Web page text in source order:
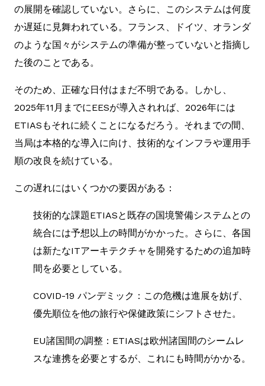
の展開を確認していない。さらに、このシステムは何度
か遅延に見舞われている。フランス、ドイツ、オランダ
のような国々がシステムの準備が整っていないと指摘し
た後のことである。
そのため、正確な日付はまだ不明である。しかし、
2025年11月までにEESが導入されれば、2026年には
ETIASもそれに続くことになるだろう。それまでの間、
当局は本格的な導入に向け、技術的なインフラや運用手
順の改良を続けている。
この遅れにはいくつかの要因がある：
技術的な課題ETIASと既存の国境警備システムとの
統合には予想以上の時間がかかった。さらに、各国
は新たなITアーキテクチャを開発するための追加時
間を必要としている。
COVID-19 パンデミック：この危機は進展を妨げ、
優先順位を他の旅行や保健政策にシフトさせた。
EU諸国間の調整：ETIASは欧州諸国間のシームレ
スな連携を必要とするが、これにも時間がかかる。